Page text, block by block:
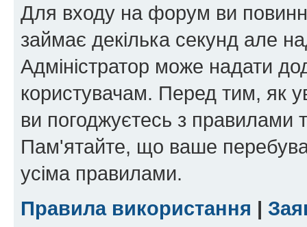
Для входу на форум ви
займає декілька секунд але
Адміністратор може надати
користувачам. Перед тим, як
ви погоджуєтесь з правилами
Пам'ятайте, що ваше
усіма правилами.
Правила використання |